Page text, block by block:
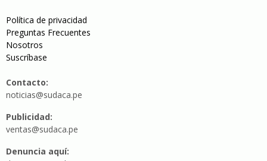
Política de privacidad
Preguntas Frecuentes
Nosotros
Suscríbase
Contacto:
noticias@sudaca.pe
Publicidad:
ventas@sudaca.pe
Denuncia aquí: